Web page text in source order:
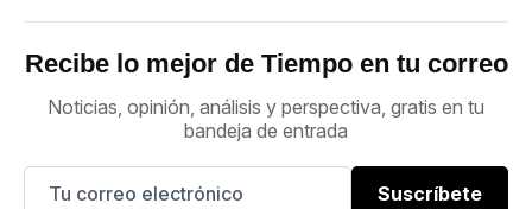
Recibe lo mejor de Tiempo en tu correo
Noticias, opinión, análisis y perspectiva, gratis en tu
bandeja de entrada
Suscríbete